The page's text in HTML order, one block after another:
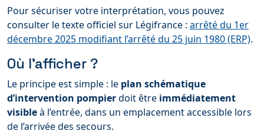
Pour sécuriser votre interprétation, vous pouvez
consulter le texte officiel sur Légifrance : arrêté du 1er
décembre 2025 modifiant l’arrêté du 25 juin 1980 (ERP).
Où l’afficher ?
Le principe est simple : le plan schématique
d’intervention pompierdoit être immédiatement
visibleà l’entrée, dans un emplacement accessible lors
de l’arrivée des secours.